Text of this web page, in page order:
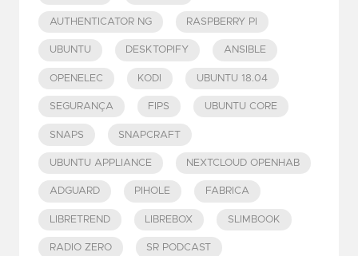
AUTHENTICATOR NG RASPBERRY PI
UBUNTU DESKTOPIFY ANSIBLE
OPENELEC KODI UBUNTU 18.04
SEGURANÇA FIPS UBUNTU CORE
SNAPS SNAPCRAFT
UBUNTU APPLIANCE NEXTCLOUD OPENHAB
ADGUARD PIHOLE FABRICA
LIBRETREND LIBREBOX SLIMBOOK
RADIO ZERO SR PODCAST